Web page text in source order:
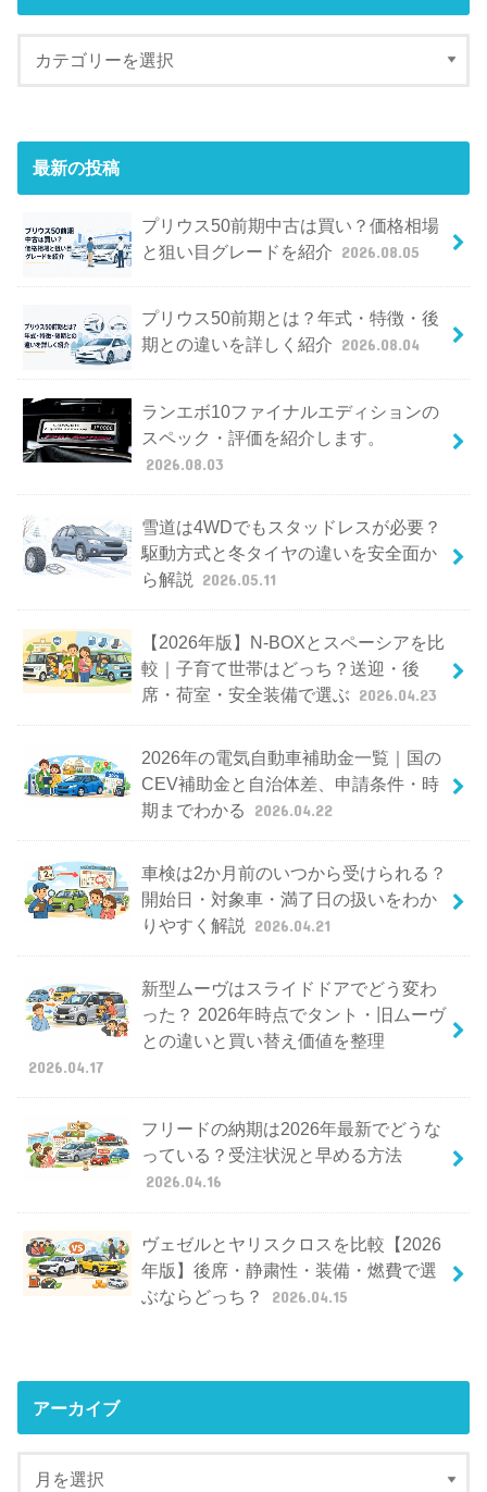
最新の投稿
プリウス50前期中古は買い？価格相場
と狙い目グレードを紹介 2026.08.05
プリウス50前期とは？年式・特徴・後
期との違いを詳しく紹介 2026.08.04
ランエボ10ファイナルエディションの
スペック・評価を紹介します。
2026.08.03
雪道は4WDでもスタッドレスが必要？
駆動方式と冬タイヤの違いを安全面か
ら解説
2026.05.11
【2026年版】N-BOXとスペーシアを比
較｜子育て世帯はどっち？送迎・後
席・荷室・安全装備で選ぶ 2026.04.23
2026年の電気自動車補助金一覧｜国の
CEV補助金と自治体差、申請条件・時
期までわかる
2026.04.22
車検は2か月前のいつから受けられる？
開始日・対象車・満了日の扱いをわか
りやすく解説
2026.04.21
新型ムーヴはスライドドアでどう変わ
った？ 2026年時点でタント・旧ムーヴ
との違いと買い替え価値を整理
2026.04.17
フリードの納期は2026年最新でどうな
っている？受注状況と早める方法
2026.04.16
ヴェゼルとヤリスクロスを比較【2026
年版】後席・静粛性・装備・燃費で選
ぶならどっち？
2026.04.15
アーカイブ